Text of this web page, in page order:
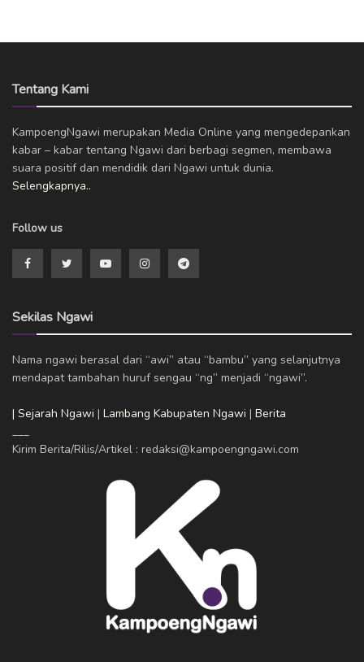
Tentang Kami
KampoengNgawi merupakan Media Online yang mengedepankan
kabar – kabar tentang Ngawi dari berbagi segmen, membawa
suara positif dan mendidik dari Ngawi untuk dunia.
Selengkapnya..
Follow us
Sekilas Ngawi
Nama ngawi berasal dari “awi” atau “bambu” yang selanjutnya
mendapat tambahan huruf sengau “ng” menjadi “ngawi”.
| Sejarah Ngawi | Lambang Kabupaten Ngawi | Berita
Kirim Berita/Rilis/Artikel : redaksi@kampoengngawi.com